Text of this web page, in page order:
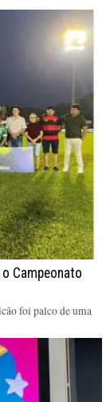
Campeonato
foi palco de uma